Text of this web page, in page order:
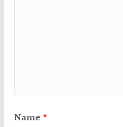
Name *